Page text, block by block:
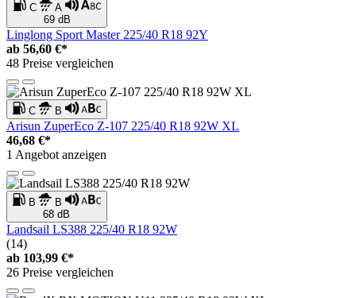
C
A
69 dB
Linglong Sport Master 225/40 R18 92Y
ab 56,60 €*
48 Preise vergleichen
C B
Arisun ZuperEco Z-107 225/40 R18 92W XL
46,68 €*
1 Angebot anzeigen
B
B
68 dB
Landsail LS388 225/40 R18 92W
(14)
ab 103,99 €*
26 Preise vergleichen